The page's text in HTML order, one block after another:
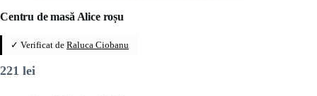
Centru de masă Alice roșu
✓ Verificat de Raluca Ciobanu
221 lei